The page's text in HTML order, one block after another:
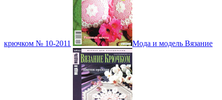
крючком № 10-2011 Мода и модель Вязание